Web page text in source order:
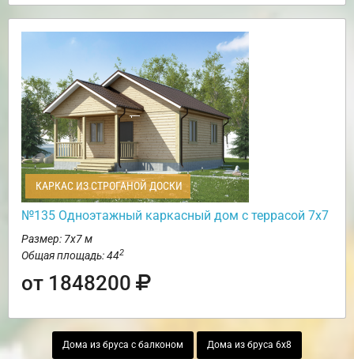
КАРКАС ИЗ СТРОГАНОЙ ДОСКИ
№135 Одноэтажный каркасный дом с террасой 7х7
Размер: 7х7 м
Общая площадь: 442
от 1848200
Дома из бруса с балконом Дома из бруса 6х8